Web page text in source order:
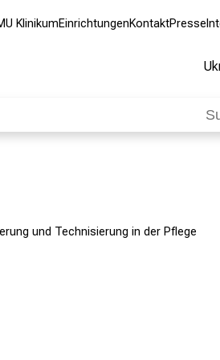
KlinikumEinrichtungenKontaktPresse
und Technisierung in der Pflege